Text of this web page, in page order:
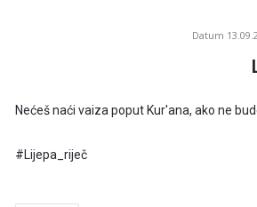
Latest
Articles
Datum
Nećeš naći vaiza poput Kur'ana, ako ne
#Lijepa_riječ